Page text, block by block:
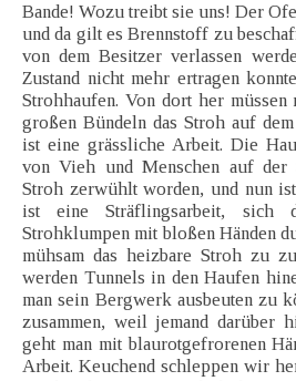
Bande! Wozu treibt sie uns! Der
und da gilt es Brennstoff zu
von dem Besitzer verlassen
Zustand nicht mehr ertragen
Strohhaufen. Von dort her
großen Bündeln das Stroh auf
ist eine grässliche Arbeit. Die
von Vieh und Menschen auf der
Stroh zerwühlt worden, und nun
ist eine Sträflingsarbeit, sich
Strohklumpen mit bloßen Händen
mühsam das heizbare Stroh zu
werden Tunnels in den Haufen
man sein Bergwerk ausbeuten zu
zusammen, weil jemand darüber
geht man mit blaurotgefrorenen
Arbeit. Keuchend schleppen wir